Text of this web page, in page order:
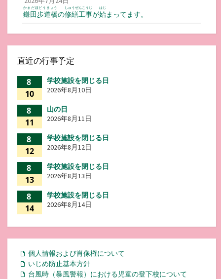
鎌田歩道橋
かまだほどうきょう
の修繕工事
しゅうぜんこうじ
が始
はじ
まってます。
直近の行事予定
8
10
学校施設を閉じる日
2026年8月10日
8
11
山の日
2026年8月11日
8
12
学校施設を閉じる日
2026年8月12日
8
13
学校施設を閉じる日
2026年8月13日
8
14
学校施設を閉じる日
2026年8月14日
個人情報および肖像権について
いじめ防止基本方針
台風時（暴風警報）における児童の登下校について